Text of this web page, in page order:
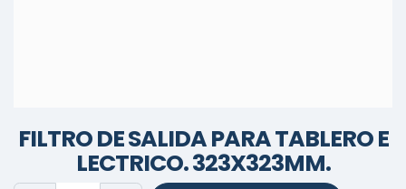
FILTRO DE SALIDA PARA TABLERO E
LECTRICO. 323X323MM.